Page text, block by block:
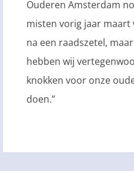
Ouderen Amsterdam
misten vorig jaar maart
na een raadszetel,
hebben wij
knokken voor onze
doen.”